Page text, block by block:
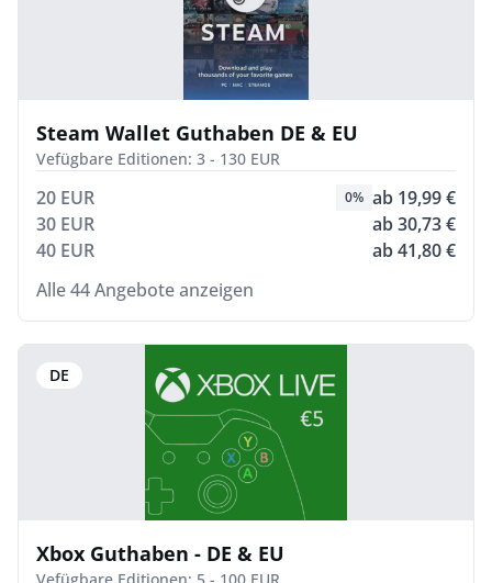
Steam Wallet Guthaben DE & EU
Vefügbare Editionen: 3 - 130 EUR
20 EUR 0% ab 19,99 €
30 EUR
ab 30,73 €
40 EUR
ab 41,80 €
Alle 44 Angebote anzeigen
DE
Xbox Guthaben - DE & EU